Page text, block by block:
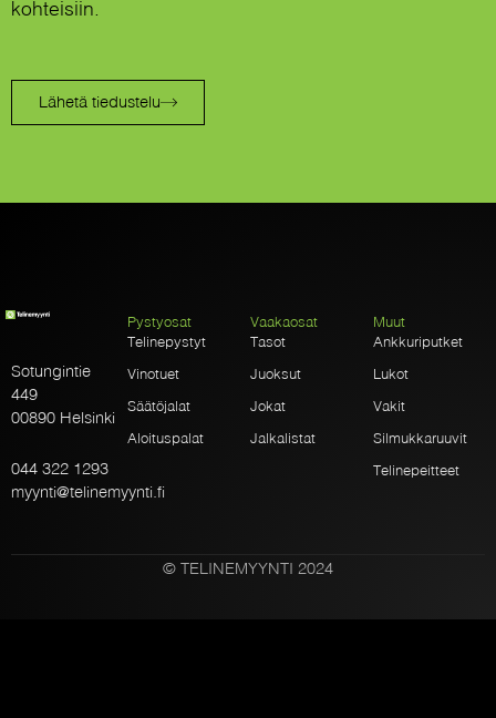
kohteisiin.
Lähetä tiedustelu
Sotungintie
449
00890 Helsinki
044 322 1293
myynti@telinemyynti.fi
Pystyosat
Telinepystyt
Vinotuet
Säätöjalat
Aloituspalat
Vaakaosat
Tasot
Juoksut
Jokat
Jalkalistat
Muut
Ankkuriputket
Lukot
Vakit
Silmukkaruuvit
Telinepeitteet
© TELINEMYYNTI 2024